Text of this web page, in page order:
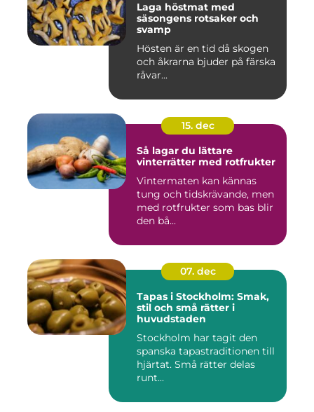
Laga höstmat med
säsongens rotsaker och
svamp
Hösten är en tid då skogen
och åkrarna bjuder på färska
råvar...
15. dec
Så lagar du lättare
vinterrätter med rotfrukter
Vintermaten kan kännas
tung och tidskrävande, men
med rotfrukter som bas blir
den bå...
07. dec
Tapas i Stockholm: Smak,
stil och små rätter i
huvudstaden
Stockholm har tagit den
spanska tapastraditionen till
hjärtat. Små rätter delas
runt...